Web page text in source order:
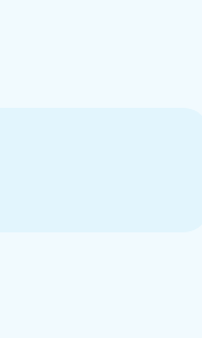
'Verzamelpunt' voor